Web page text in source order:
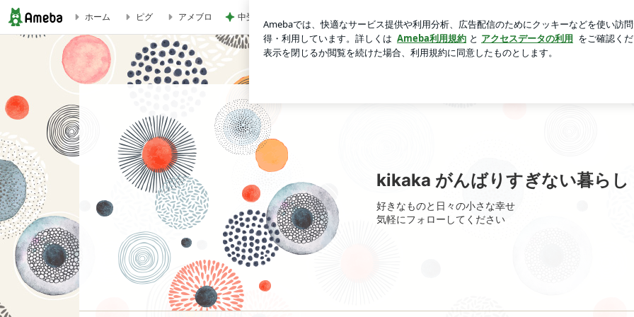
kikaka がんばりすぎない暮らし
ホーム ピグ アメブロ 中受が優勢になった息子の成績表 ロ
kikaka がんばりすぎない暮らし
好きなものと日々の小さな幸せ
気軽にフォローしてください